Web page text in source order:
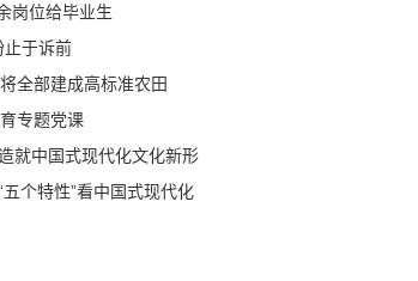
岗位给毕业生
止于诉前
全部建成高标准农田
专题党课
就中国式现代化文化新形
个特性”看中国式现代化